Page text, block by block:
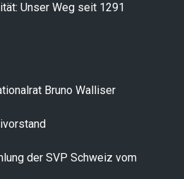
Unser Weg seit 1291
Bruno Walliser
der SVP Schweiz vom